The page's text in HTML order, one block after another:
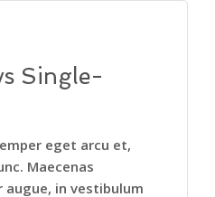
Single-
eget arcu et,
Maecenas
in vestibulum